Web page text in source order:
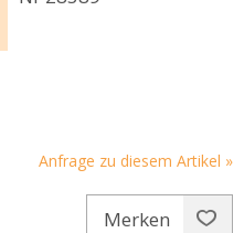
Anfrage zu diesem Artikel »
Merken